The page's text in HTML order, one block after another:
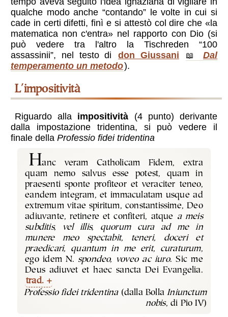
qualche modo anche “contando” le volte in cui si
cade in certi difetti, finì e si attestò col dire che «la
matematica non c'entra» nel rapporto con Dio (si
può vedere tra l'altro la Tischreden “100
assassinii”, nel testo di don Giussani
Dal
temperamento un metodo).
l'impositività
Riguardo alla impositività (4 punto) derivante
dalla impostazione tridentina, si può vedere il
finale della Professio fidei tridentina
Hanc veram Catholicam Fidem, extra
quam nemo salvus esse potest, quam in
praesenti sponte profiteor et veraciter teneo,
eandem integram, et immaculatam usque ad
extremum vitae spiritum, constantissime, Deo
adiuvante, retinere et confiteri, atque a meis
subditis, vel illis, quorum cura ad me in
munere meo spectabit, teneri, doceri et
praedicari, quantum in me erit, curaturum,
ego idem N. spondeo, voveo ac iuro. Sic me
Deus adiuvet et haec sancta Dei Evangelia.
trad.
Professio fidei tridentina(dalla BollaIniunctum
nobis, di Pio IV)